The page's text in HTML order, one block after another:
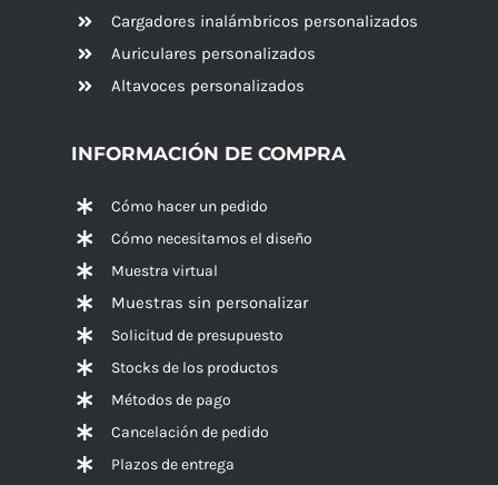
Cargadores inalámbricos personalizados
Auriculares personalizados
Altavoces personalizados
INFORMACIÓN DE COMPRA
Cómo hacer un pedido
Cómo necesitamos el diseño
Muestra virtual
Muestras sin personalizar
Solicitud de presupuesto
Stocks de los productos
Métodos de pago
Cancelación de pedido
Plazos de entrega